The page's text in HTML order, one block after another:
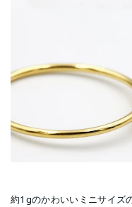
約1gのかわいいミニサイズ